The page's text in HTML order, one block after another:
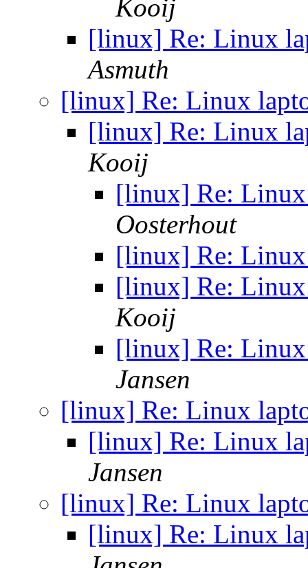
Kooij
[linux] Re: Linux
Asmuth
[linux] Re: Linux
[linux] Re: Linux
Kooij
[linux] Re:
Oosterhout
[linux] Re:
[linux] Re:
Kooij
[linux] Re:
Jansen
[linux] Re: Linux
[linux] Re: Linux
Jansen
[linux] Re: Linux
[linux] Re: Linux